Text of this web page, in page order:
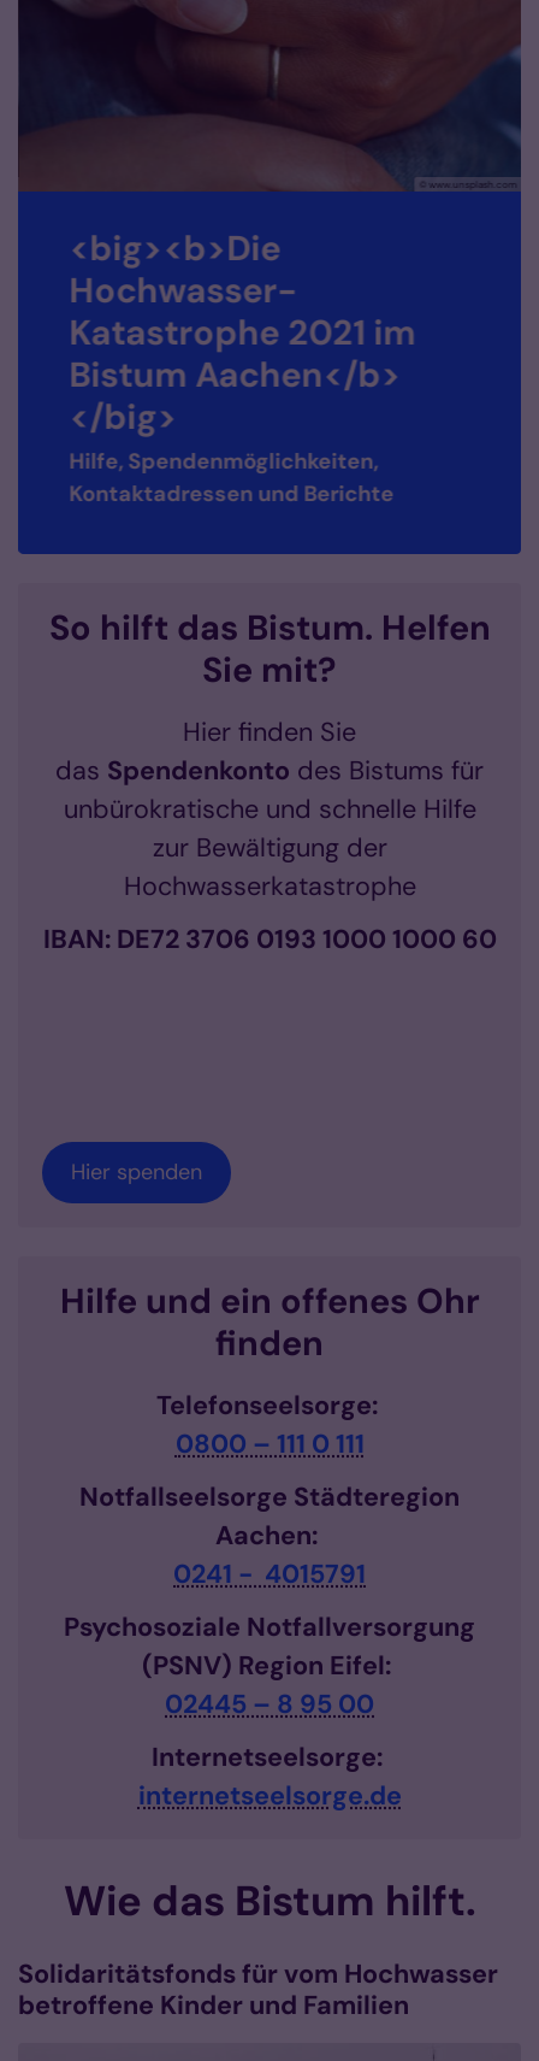
© www.unsplash.com
<big><b>Die
Hochwasser-
Katastrophe 2021 im
Bistum Aachen</b>
</big>
Hilfe, Spendenmöglichkeiten,
Kontaktadressen und Berichte
So hilft das Bistum. Helfen
Sie mit?
Hier finden Sie
das Spendenkonto des Bistums für
unbürokratische und schnelle Hilfe
zur Bewältigung der
Hochwasserkatastrophe
IBAN: DE72 3706 0193 1000 1000 60
Hier spenden
Hilfe und ein offenes Ohr
finden
Telefonseelsorge:
0800 – 111 0 111
Notfallseelsorge Städteregion
Aachen:
0241 - 4015791
Psychosoziale Notfallversorgung
(PSNV) Region Eifel:
02445 – 8 95 00
Internetseelsorge:
internetseelsorge.de
Wie das Bistum hilft.
Solidaritätsfonds für vom Hochwasser
betroffene Kinder und Familien